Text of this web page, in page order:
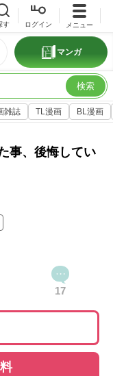
す ログイン メニュー
マンガ
検索
雑誌 TL漫画 BL漫画
事、後悔してい
17